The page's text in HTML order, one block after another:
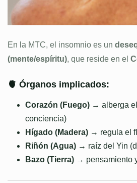
En la MTC, el insomnio es un
(mente/espíritu), que reside en el
🫀 Órganos implicados:
Corazón (Fuego) → alberga
conciencia)
Hígado (Madera) → regula el
Riñón (Agua) → raíz del Yin
Bazo (Tierra) → pensamiento